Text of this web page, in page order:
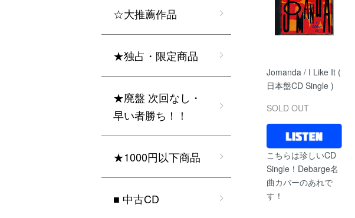
Jomanda / I Like It (
日本盤CD Single )
SOLD OUT
こちらは珍しいCD
Single！Debarge名
曲カバーのあれで
す！
☆大推薦作品
★独占・限定商品
★廃盤 次回なし・
早い者勝ち！！
★1000円以下商品
■ 中古CD